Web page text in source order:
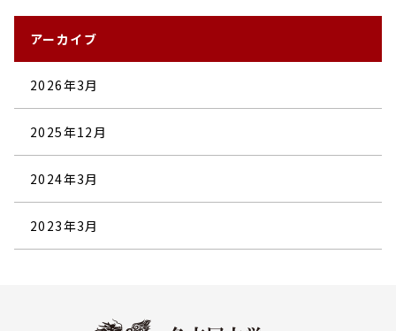
アーカイブ
2026年3月
2025年12月
2024年3月
2023年3月